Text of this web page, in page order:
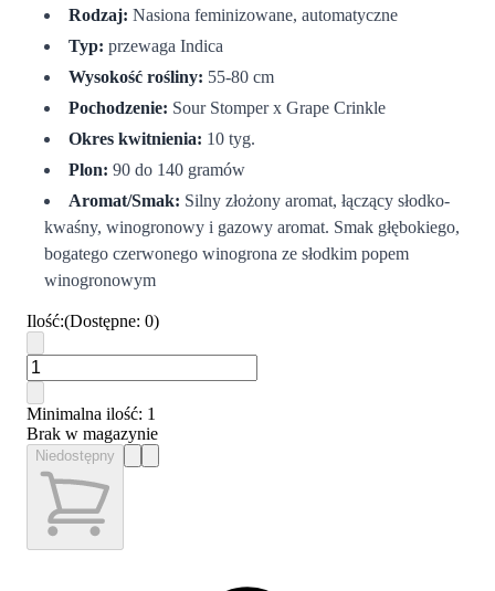
Rodzaj: Nasiona feminizowane, automatyczne
Typ: przewaga Indica
Wysokość rośliny: 55-80 cm
Pochodzenie: Sour Stomper x Grape Crinkle
Okres kwitnienia: 10 tyg.
Plon: 90 do 140 gramów
Aromat/Smak: Silny złożony aromat, łączący słodko-
kwaśny, winogronowy i gazowy aromat. Smak głębokiego,
bogatego czerwonego winogrona ze słodkim popem
winogronowym
Ilość:(Dostępne: 0)
Minimalna ilość: 1
Brak w magazynie
Niedostępny